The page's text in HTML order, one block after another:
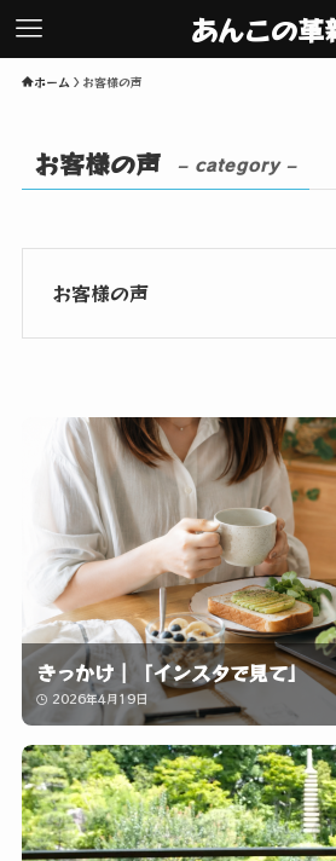
あんこの革
ホーム お客様の声
お客様の声 – category –
お客様の声
きっかけ｜「インスタで見て」
2026年4月19日